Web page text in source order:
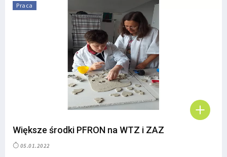
Praca
Większe środki PFRON na WTZ i ZAZ
05.01.2022